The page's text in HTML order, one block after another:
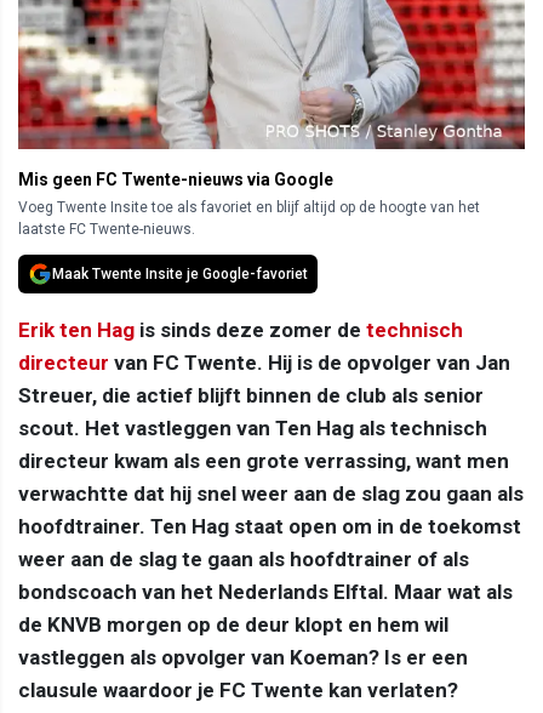
Mis geen FC Twente-nieuws via Google
Voeg Twente Insite toe als favoriet en blijf altijd op de hoogte van het
laatste FC Twente-nieuws.
Maak Twente Insite je Google-favoriet
Erik ten Hag is sinds deze zomer de technisch
directeur van FC Twente. Hij is de opvolger van Jan
Streuer, die actief blijft binnen de club als senior
scout. Het vastleggen van Ten Hag als technisch
directeur kwam als een grote verrassing, want men
verwachtte dat hij snel weer aan de slag zou gaan als
hoofdtrainer. Ten Hag staat open om in de toekomst
weer aan de slag te gaan als hoofdtrainer of als
bondscoach van het Nederlands Elftal. Maar wat als
de KNVB morgen op de deur klopt en hem wil
vastleggen als opvolger van Koeman? Is er een
clausule waardoor je FC Twente kan verlaten?